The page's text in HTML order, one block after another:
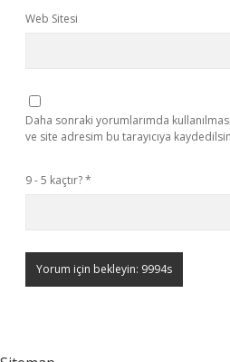
Web Sitesi
Daha sonraki yorumlarımda
ve site adresim bu tarayıcıya
9 - 5 kaçtır?*